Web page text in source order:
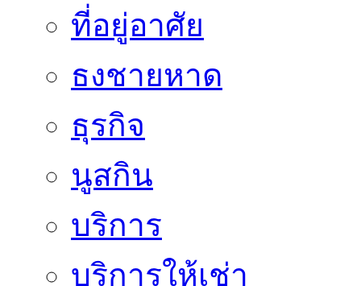
ที่อยู่อาศัย
ธงชายหาด
ธุรกิจ
นูสกิน
บริการ
บริการให้เช่า